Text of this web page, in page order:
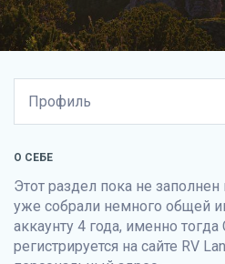
О СЕБЕ
Этот раздел пока не
уже собрали немного общей
аккаунту 4 года, именно
регистрируется на сайте RV